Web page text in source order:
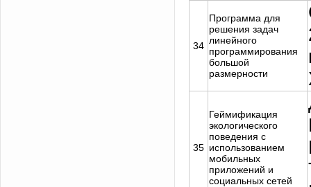
34
Программа для
решения задач
линейного
программирования
большой
размерности
35
Геймификация
экологического
поведения с
использованием
мобильных
приложений и
социальных сетей